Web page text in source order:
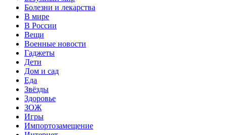
Болезни и лекарства
В мире
В России
Вещи
Военные новости
Гаджеты
Дети
Дом и сад
Еда
Звёзды
Здоровье
ЗОЖ
Игры
Импортозамещение